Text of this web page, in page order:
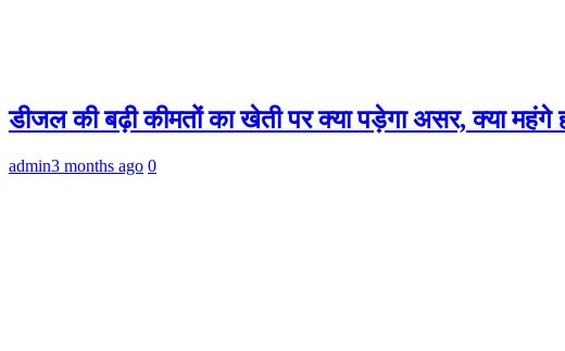
डीजल की बढ़ी कीमतों का खेती पर क्या पड़ेगा असर, क्या महंगे
admin3 months ago 0